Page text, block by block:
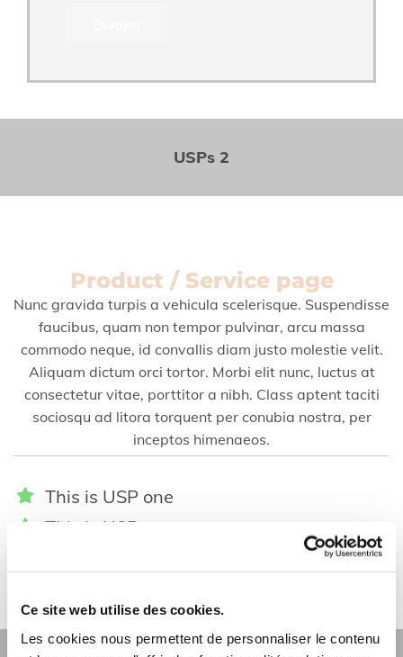
Ce site web utilise des cookies.
Les cookies nous permettent de personnaliser le contenu
USPs 2
Product / Service page
Nunc gravida turpis a vehicula scelerisque. Suspendisse
faucibus, quam non tempor pulvinar, arcu massa
commodo neque, id convallis diam justo molestie velit.
Aliquam dictum orci tortor. Morbi elit nunc, luctus at
consectetur vitae, porttitor a nibh. Class aptent taciti
sociosqu ad litora torquent per conubia nostra, per
inceptos himenaeos.
This is USP one
This is USP two